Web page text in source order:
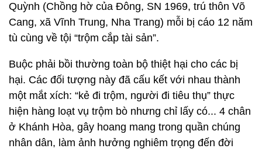
Quỳnh (Chồng hờ của Đông, SN 1969, trú thôn Võ
Cang, xã Vĩnh Trung, Nha Trang) mỗi bị cáo 12 năm
tù cùng về tội “trộm cắp tài sản”.
Buộc phải bồi thường toàn bộ thiệt hại cho các bị
hại. Các đối tượng này đã cấu kết với nhau thành
một mắt xích: “kẻ đi trộm, người đi tiêu thụ” thực
hiện hàng loạt vụ trộm bò nhưng chỉ lấy có... 4 chân
ở Khánh Hòa, gây hoang mang trong quần chúng
nhân dân, làm ảnh hưởng nghiêm trọng đến đời